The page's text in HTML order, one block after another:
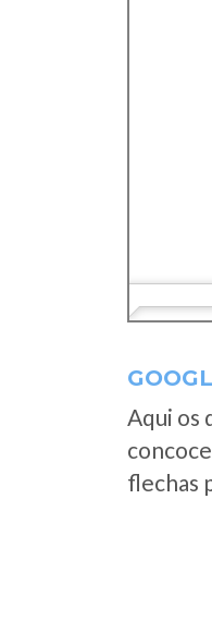
Aqui os
flechas